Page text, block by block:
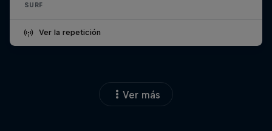
SURF
Ver la repetición
Ver más